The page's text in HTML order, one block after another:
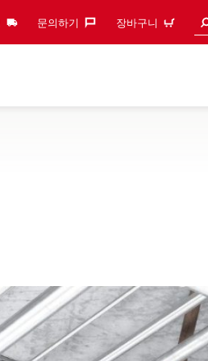
문의하기‎ 장바구니